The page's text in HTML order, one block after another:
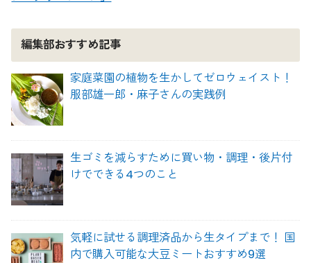
編集部おすすめ記事
家庭菜園の植物を生かしてゼロウェイスト！
服部雄一郎・麻子さんの実践例
生ゴミを減らすために買い物・調理・後片付
けでできる4つのこと
気軽に試せる調理済品から生タイプまで！ 国
内で購入可能な大豆ミートおすすめ9選